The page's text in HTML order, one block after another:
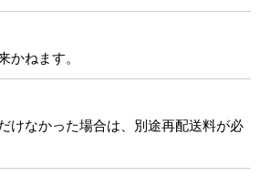
かねます。
けなかった場合は、別途再配送料が必